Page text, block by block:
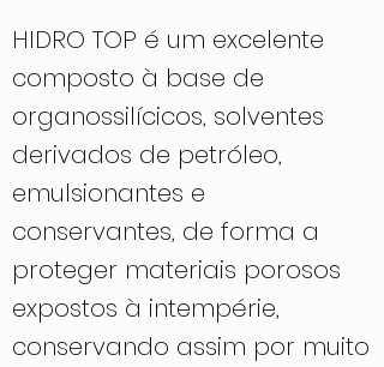
HIDRO TOP é um excelente
composto à base de
organossilícicos, solventes
derivados de petróleo,
emulsionantes e
conservantes, de forma a
proteger materiais porosos
expostos à intempérie,
conservando assim por muito